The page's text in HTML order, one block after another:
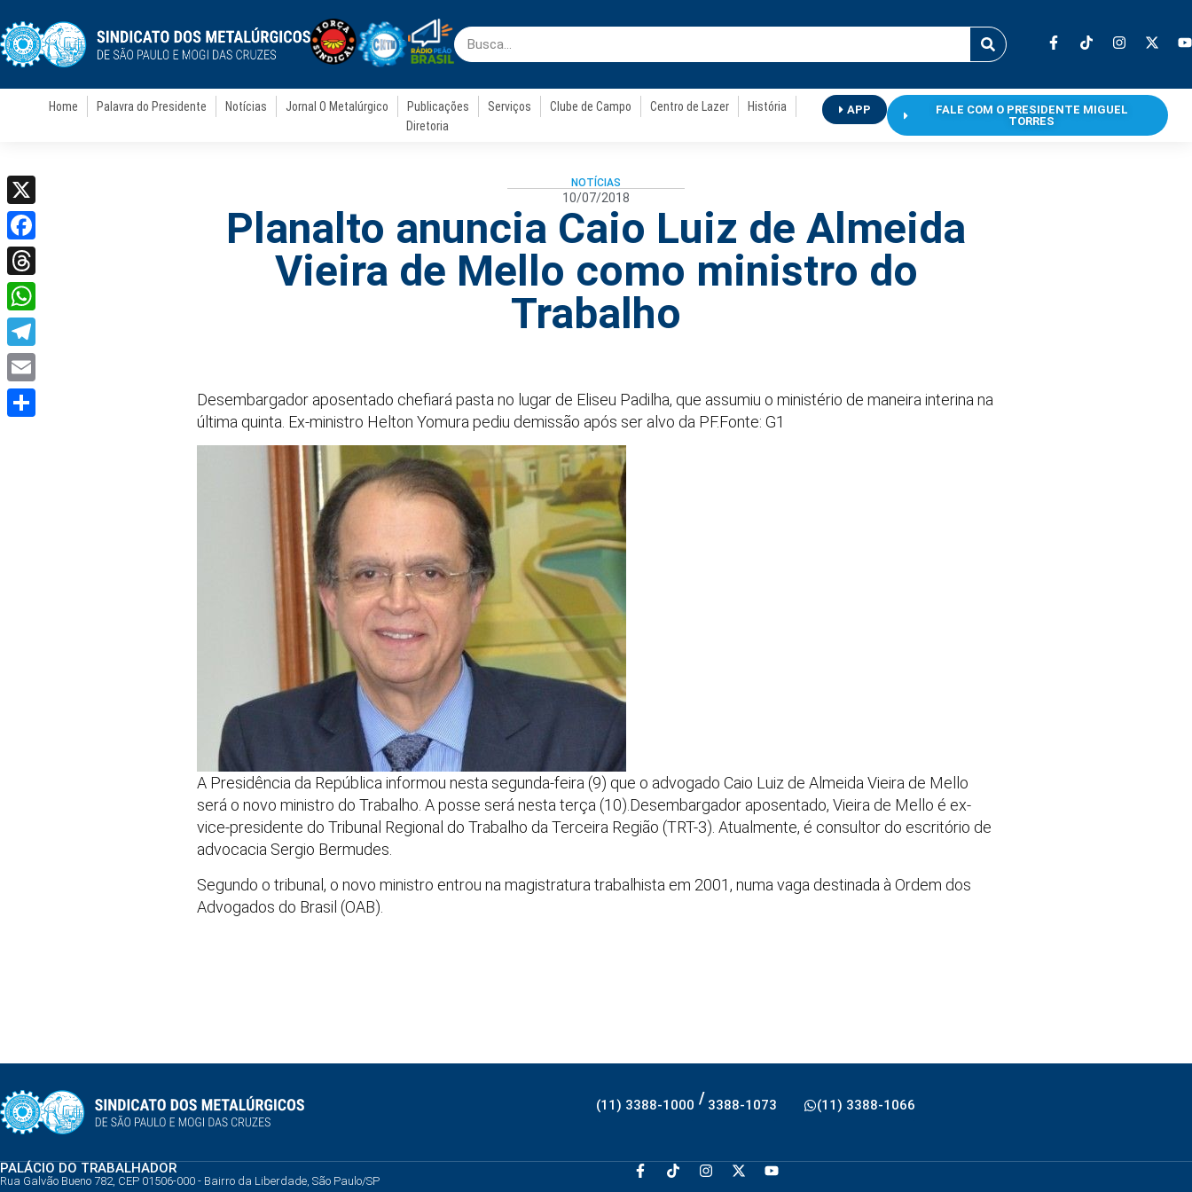
Home Palavra do Presidente Notícias Jornal O Metalúrgico Publicações Serviços Clube de Campo Centro de Lazer
História
Diretoria
APP
FALE COM O PRESIDENTE MIGUEL
TORRES
NOTÍCIAS
10/07/2018
Planalto anuncia Caio Luiz de Almeida
Vieira de Mello como ministro do
Trabalho
Desembargador aposentado chefiará pasta no lugar de Eliseu Padilha, que assumiu o ministério de maneira interina na
última quinta. Ex-ministro Helton Yomura pediu demissão após ser alvo da PF.Fonte: G1
A Presidência da República informou nesta segunda-feira (9) que o advogado Caio Luiz de Almeida Vieira de Mello
será o novo ministro do Trabalho. A posse será nesta terça (10).Desembargador aposentado, Vieira de Mello é ex-
vice-presidente do Tribunal Regional do Trabalho da Terceira Região (TRT-3). Atualmente, é consultor do escritório de
advocacia Sergio Bermudes.
Segundo o tribunal, o novo ministro entrou na magistratura trabalhista em 2001, numa vaga destinada à Ordem dos
Advogados do Brasil (OAB).
(11) 3388-1000 / 3388-1073 (11) 3388-1066
PALÁCIO DO TRABALHADOR
Rua Galvão Bueno 782, CEP 01506-000 - Bairro da Liberdade, São Paulo/SP
X
Facebook
Threads
WhatsApp
Telegram
Email